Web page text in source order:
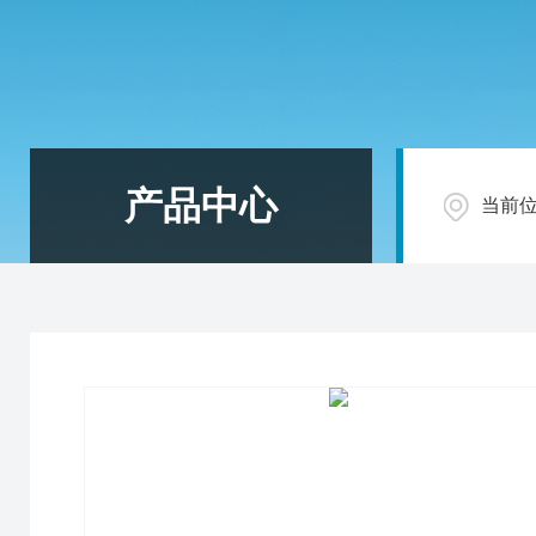
产品中心 当前